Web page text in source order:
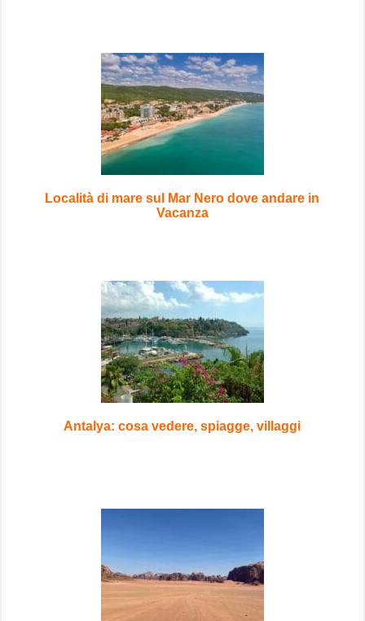
Località di mare sul Mar Nero dove andare in
Vacanza
Antalya: cosa vedere, spiagge, villaggi